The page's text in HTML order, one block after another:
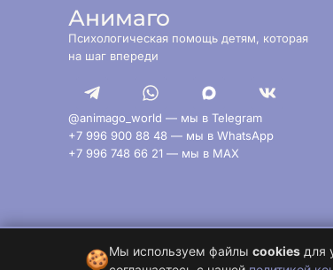
Анимаго
Психологическая помощь детям, которая
на шаг впереди
@animago_world — мы в Telegram
+7 996 900 88 48 — мы в WhatsApp
+7 996 748 66 21 — мы в MAX
🍪Мы используем файлы cookies для